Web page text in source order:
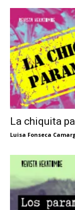
La chiquita
Luisa Fonseca